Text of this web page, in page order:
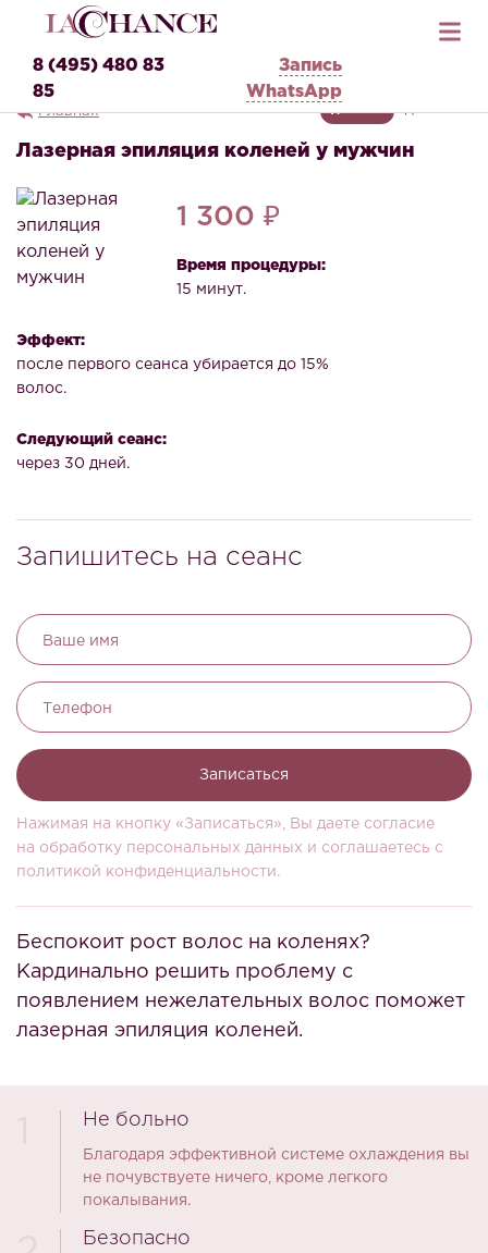
8 (495) 480 83
85
Запись
WhatsApp
Главная ДЛЯ НЕЕ ДЛЯ НЕГО
Лазерная эпиляция коленей у мужчин
1 300 ₽
Время процедуры:
15 минут.
Эффект:
после первого сеанса убирается до 15%
волос.
Следующий сеанс:
через 30 дней.
Запишитесь на сеанс
Ваше имя
Телефон
Записаться
Нажимая на кнопку «Записаться», Вы даете согласие
на обработку персональных данных и соглашаетесь c
политикой конфиденциальности.
Беспокоит рост волос на коленях?
Кардинально решить проблему с
появлением нежелательных волос поможет
лазерная эпиляция коленей.
Не больно
Благодаря эффективной системе охлаждения вы
не почувствуете ничего, кроме легкого
покалывания.
Безопасно